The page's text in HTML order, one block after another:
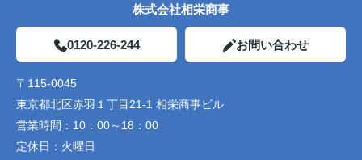
株式会社相栄商事
0120-226-244 お問い合わせ
〒115-0045
東京都北区赤羽１丁目21-1 相栄商事ビル
営業時間： 10：00～18：00
定休日： 火曜日